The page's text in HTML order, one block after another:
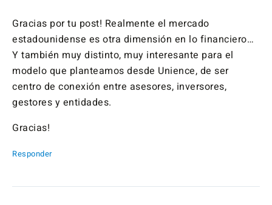
Gracias por tu post! Realmente el mercado
estadounidense es otra dimensión en lo financiero…
Y también muy distinto, muy interesante para el
modelo que planteamos desde Unience, de ser
centro de conexión entre asesores, inversores,
gestores y entidades.
Gracias!
Responder